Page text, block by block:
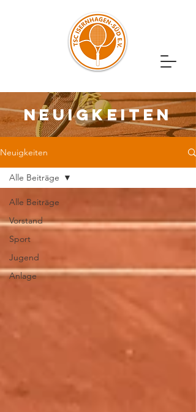
NEUIGKEITEN
Neuigkeiten
Alle Beiträge
Vorstand
Sport
Jugend
Anlage
Alle Beiträge